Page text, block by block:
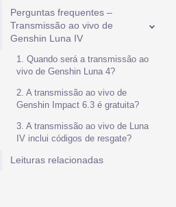
Perguntas frequentes –
Transmissão ao vivo de
Genshin Luna IV
1. Quando será a transmissão ao
vivo de Genshin Luna 4?
2. A transmissão ao vivo de
Genshin Impact 6.3 é gratuita?
3. A transmissão ao vivo de Luna
IV inclui códigos de resgate?
Leituras relacionadas